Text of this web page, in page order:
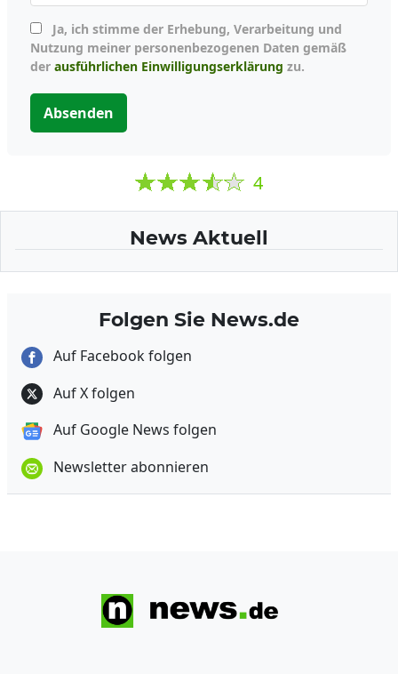
Nutzung meiner personenbezogenen Daten gemäß
der ausführlichen Einwilligungserklärung zu.
Absenden
4
News Aktuell
Folgen Sie News.de
Auf Facebook folgen
Auf X folgen
Auf Google News folgen
Newsletter abonnieren